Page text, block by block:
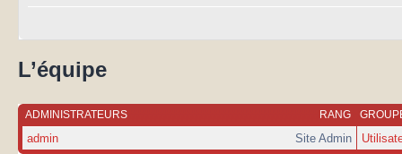
L’équipe
RANG
ADMINISTRATEURS
Site Admin
admin